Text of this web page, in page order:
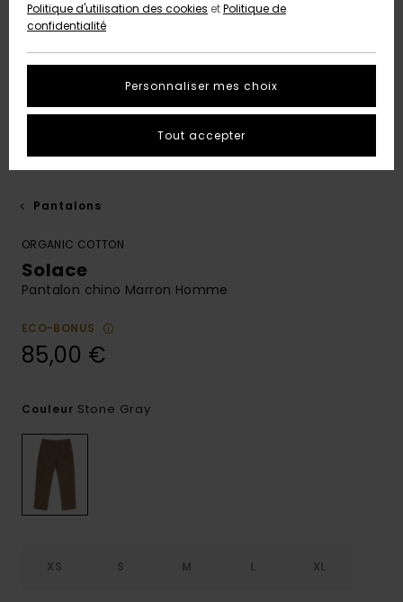
Pantalons
ORGANIC COTTON
Solace
Pantalon chino Marron Homme
ECO-BONUS
85,00 €
Couleur Stone Gray
XS S M L XL
Politique d'utilisation des cookies etPolitique de
confidentialité
Personnaliser mes choix
Tout accepter